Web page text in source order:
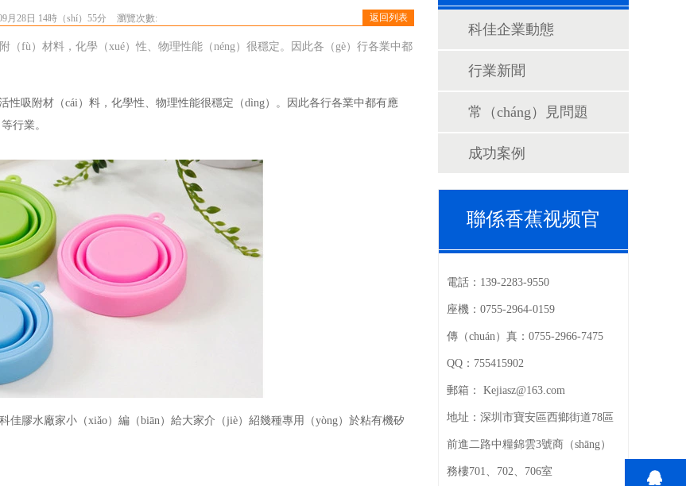
返回列表
月28日 14時（shí）55分 瀏覽次數:
fù）材料，化學（xué）性、物理性能（néng）很穩定。因此各（gè）行各業中都
吸附材（cái）料，化學性、物理性能很穩定（dìng）。因此各行各業中都有應
行業。
膠水廠家小（xiǎo）編（biān）給大家介（jiè）紹幾種專用（yòng）於粘有機矽
科佳企業動態
行業新聞
常（cháng）見問題
成功案例
聯係香蕉视频官
電話： 139-2283-9550
座機： 0755-2964-0159
傳（chuán）真： 0755-2966-7475
QQ： 755415902
郵箱： Kejiasz@163.com
地址： 深圳市寶安區西鄉街道78區
前進二路中糧錦雲3號商（shāng）
務樓701、702、706室